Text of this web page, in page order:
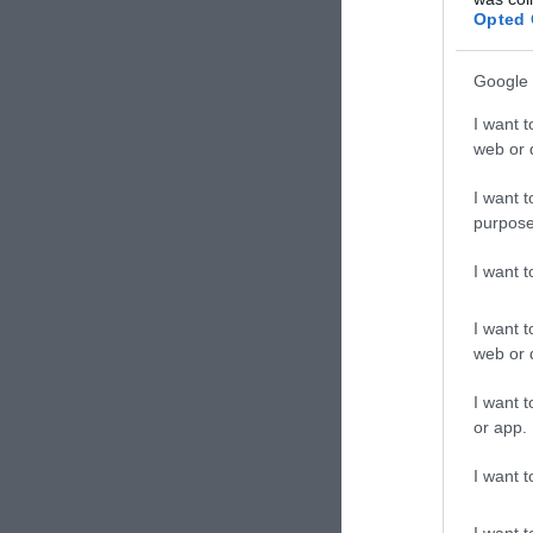
Opted
Google
I want
web or
I want
I want
I want
web or
I want
or app.
I want
ΣΧΟΛΙΑΣΤΕ